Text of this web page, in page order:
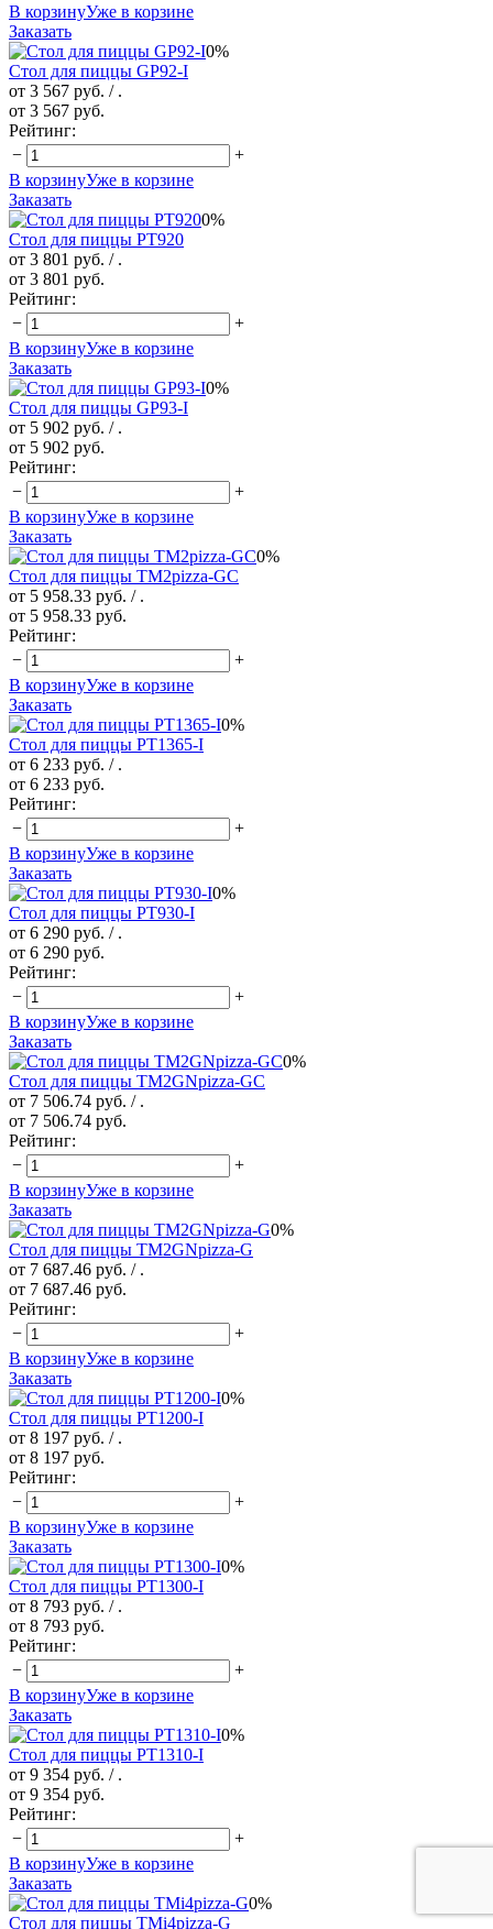
В корзинуУже в корзине
Заказать
0%
Стол для пиццы GP92-I
от 3 567 руб. / .
от 3 567 руб.
Рейтинг:
−
+
В корзинуУже в корзине
Заказать
0%
Стол для пиццы PT920
от 3 801 руб. / .
от 3 801 руб.
Рейтинг:
−
+
В корзинуУже в корзине
Заказать
0%
Стол для пиццы GP93-I
от 5 902 руб. / .
от 5 902 руб.
Рейтинг:
−
+
В корзинуУже в корзине
Заказать
0%
Стол для пиццы TM2pizza-GC
от 5 958.33 руб. / .
от 5 958.33 руб.
Рейтинг:
−
+
В корзинуУже в корзине
Заказать
0%
Стол для пиццы PT1365-I
от 6 233 руб. / .
от 6 233 руб.
Рейтинг:
−
+
В корзинуУже в корзине
Заказать
0%
Стол для пиццы PT930-I
от 6 290 руб. / .
от 6 290 руб.
Рейтинг:
−
+
В корзинуУже в корзине
Заказать
0%
Стол для пиццы TM2GNpizza-GC
от 7 506.74 руб. / .
от 7 506.74 руб.
Рейтинг:
−
+
В корзинуУже в корзине
Заказать
0%
Стол для пиццы TM2GNpizza-G
от 7 687.46 руб. / .
от 7 687.46 руб.
Рейтинг:
−
+
В корзинуУже в корзине
Заказать
0%
Стол для пиццы PT1200-I
от 8 197 руб. / .
от 8 197 руб.
Рейтинг:
−
+
В корзинуУже в корзине
Заказать
0%
Стол для пиццы PT1300-I
от 8 793 руб. / .
от 8 793 руб.
Рейтинг:
−
+
В корзинуУже в корзине
Заказать
0%
Стол для пиццы PT1310-I
от 9 354 руб. / .
от 9 354 руб.
Рейтинг:
−
+
В корзинуУже в корзине
Заказать
0%
Стол для пиццы TMi4pizza-G